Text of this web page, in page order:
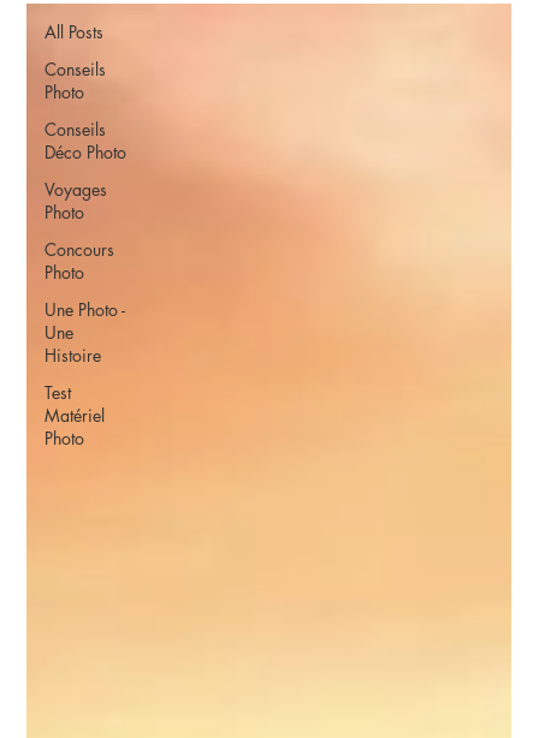
All Posts
Conseils
Photo
Conseils
Déco Photo
Voyages
Photo
Concours
Photo
Une Photo -
Une
Histoire
Test
Matériel
Photo